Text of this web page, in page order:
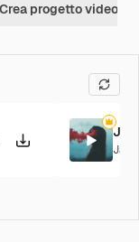
Crea progetto video
Jazz